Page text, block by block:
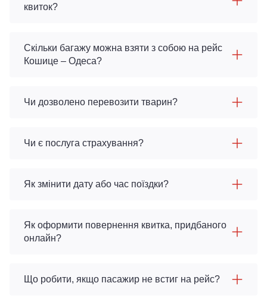
квиток?
Скільки багажу можна взяти з собою на рейс
Кошице – Одеса?
Чи дозволено перевозити тварин?
Чи є послуга страхування?
Як змінити дату або час поїздки?
Як оформити повернення квитка, придбаного
онлайн?
Що робити, якщо пасажир не встиг на рейс?